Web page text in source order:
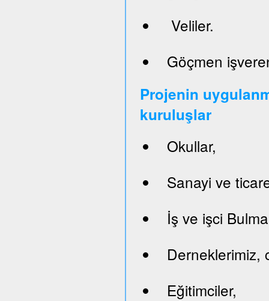
Veliler.
Göçmen
Projenin
kuruluşlar
Okullar,
Sanayi ve
İş ve işci
Derneklerimiz,
Eğitimciler,